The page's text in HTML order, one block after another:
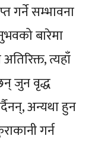
गर्ने सम्भावना
बारेमा
त्यहाँ
जुन वृद्ध
अन्यथा हुन
गर्न